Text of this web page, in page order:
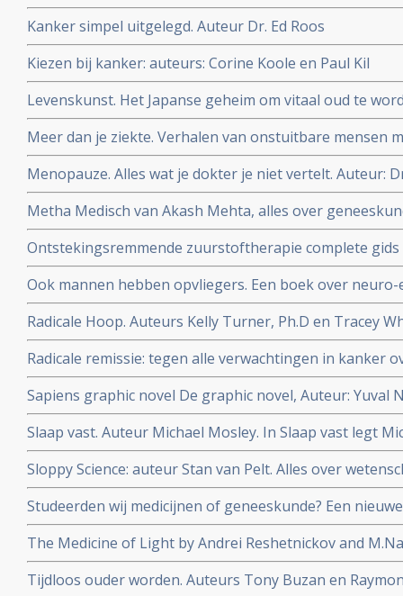
Kanker simpel uitgelegd. Auteur Dr. Ed Roos
Kiezen bij kanker: auteurs: Corine Koole en Paul Kil
Levenskunst. Het Japanse geheim om vitaal oud te
Meer dan je ziekte. Verhalen van onstuitbare mensen
Bloem en Jan Heemskerk
Menopauze. Alles wat je dokter je niet vertelt. Auteur:
Metha Medisch van Akash Mehta, alles over
zakboekformaat. Topper voor studenten geneeskunde
Ontstekingsremmende zuurstoftherapie complete
gebruiken van natuurlijke zuurstoftherapie. Auteur
Ook mannen hebben opvliegers. Een boek over
Radicale Hoop. Auteurs Kelly Turner, Ph.D en Tracey
Radicale Remissie
Radicale remissie: tegen alle verwachtingen in kanker
Turner
Sapiens graphic novel De graphic novel, Auteur: Yuval
mensheid in stripverhaal
Slaap vast. Auteur Michael Mosley. In Slaap vast legt
slaapproblemen ontstaan en hoe je die met vasten,
kunt aanpakken.
Sloppy Science: auteur Stan van Pelt. Alles over
nepcongressen
Studeerden wij medicijnen of geneeskunde? Een
chronische aandoeningen. Auteur: Lieneke van de
The Medicine of Light by Andrei Reshetnickov and
wordt uitgelegd hoe PDT met radachlorin-
fotosensitizer succesvol kankerpatienten kan helpen
Tijdloos ouder worden. Auteurs Tony Buzan en